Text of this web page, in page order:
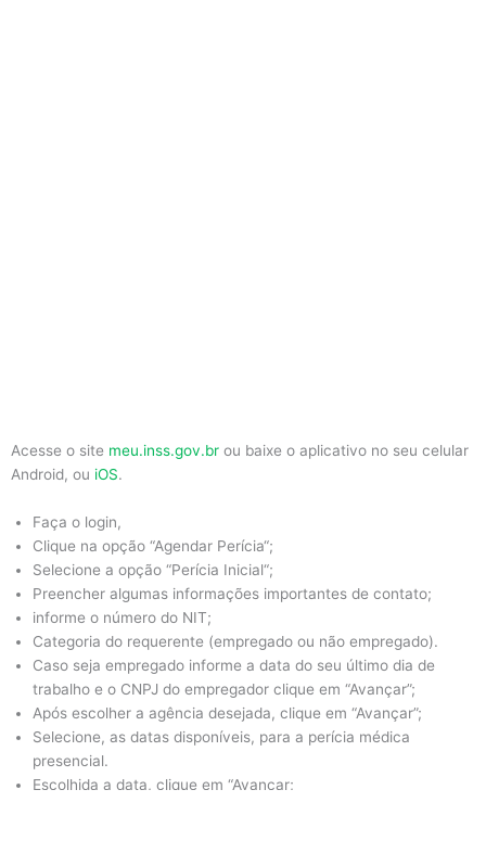
Acesse o site meu.inss.gov.br ou baixe o aplicativo no seu celular
Android, ou iOS.
Faça o login,
Clique na opção “Agendar Perícia“;
Selecione a opção “Perícia Inicial“;
Preencher algumas informações importantes de contato;
informe o número do NIT;
Categoria do requerente (empregado ou não empregado).
Caso seja empregado informe a data do seu último dia de
trabalho e o CNPJ do empregador clique em “Avançar”;
Após escolher a agência desejada, clique em “Avançar”;
Selecione, as datas disponíveis, para a perícia médica
presencial.
Escolhida a data, clique em “Avançar;